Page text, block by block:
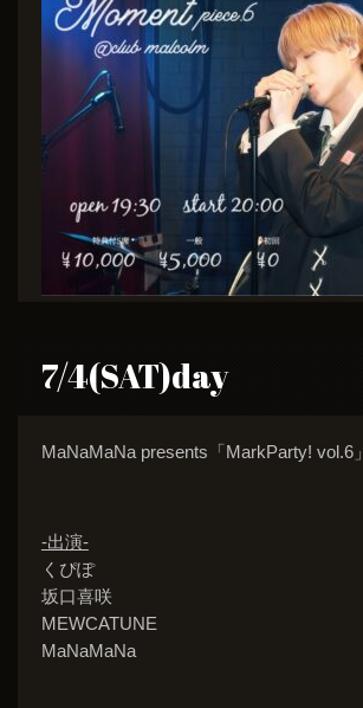
7/4(SAT)day
MaNaMaNa presents「MarkParty! vol.6」
-出演-
くぴぽ
坂口喜咲
MEWCATUNE
MaNaMaNa